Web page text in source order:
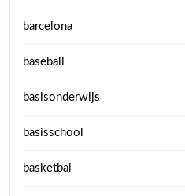
barcelona
baseball
basisonderwijs
basisschool
basketbal